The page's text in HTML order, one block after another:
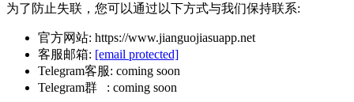
为了防止失联，您可以通过以下方式与我们保持联系:
官方网站: https://www.jianguojiasuapp.net
客服邮箱: [email protected]
Telegram客服: coming soon
Telegram群 : coming soon